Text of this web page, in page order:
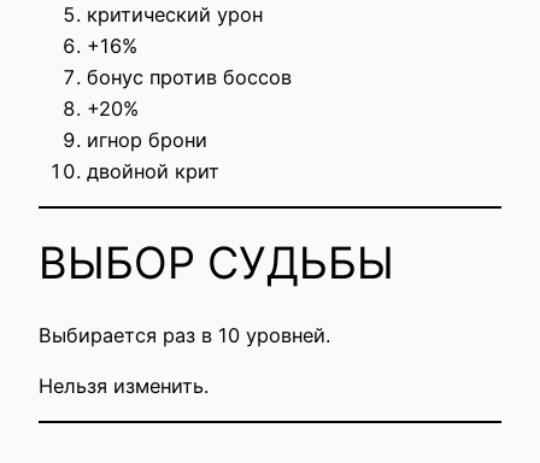
критический урон
+16%
бонус против боссов
+20%
игнор брони
двойной крит
ВЫБОР СУДЬБЫ
Выбирается раз в 10 уровней.
Нельзя изменить.